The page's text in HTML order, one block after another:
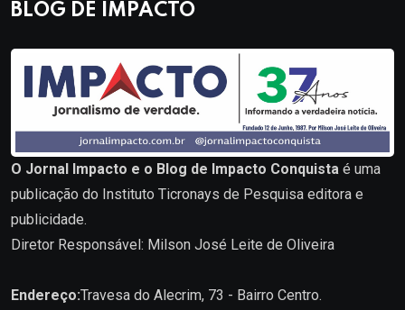
BLOG DE IMPACTO
O Jornal Impacto e o Blog de Impacto Conquista é uma
publicação do Instituto Ticronays de Pesquisa editora e
publicidade.
Diretor Responsável: Milson José Leite de Oliveira
Endereço:Travesa do Alecrim, 73 - Bairro Centro.